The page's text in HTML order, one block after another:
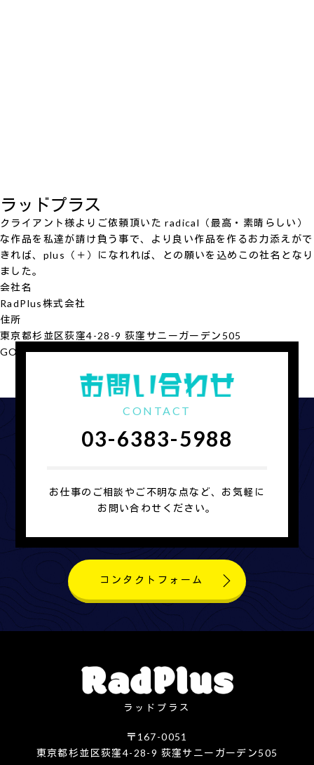
ラッドプラス
クライアント様よりご依頼頂いた radical（最高・素晴らしい）
な作品を私達が請け負う事で、より良い作品を作るお力添えがで
きれば、plus（＋）になれれば、との願いを込めこの社名となり
ました。
会社名
RadPlus株式会社
住所
東京都杉並区荻窪4-28-9 荻窪サニーガーデン505
GOOGLE MAP
会社概要を見る
CONTACT
03-6383-5988
お仕事のご相談やご不明な点など、お気軽に
お問い合わせください。
コンタクトフォーム
ラッドプラス
〒167-0051
東京都杉並区荻窪4-28-9 荻窪サニーガーデン505